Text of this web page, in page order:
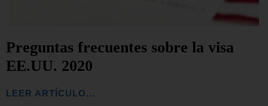
Preguntas frecuentes sobre la visa
EE.UU. 2020
LEER ARTÍCULO...